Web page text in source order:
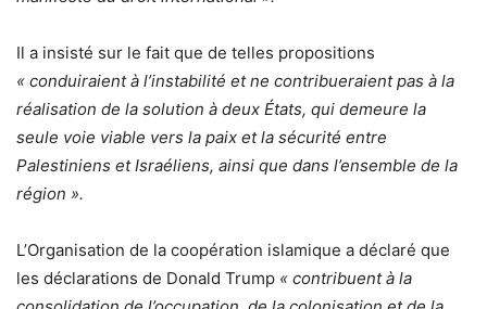
Il a insisté sur le fait que de telles propositions
« conduiraient à l’instabilité et ne contribueraient pas à la
réalisation de la solution à deux États, qui demeure la
seule voie viable vers la paix et la sécurité entre
Palestiniens et Israéliens, ainsi que dans l’ensemble de la
région ».
L’Organisation de la coopération islamique a déclaré que
les déclarations de Donald Trump « contribuent à la